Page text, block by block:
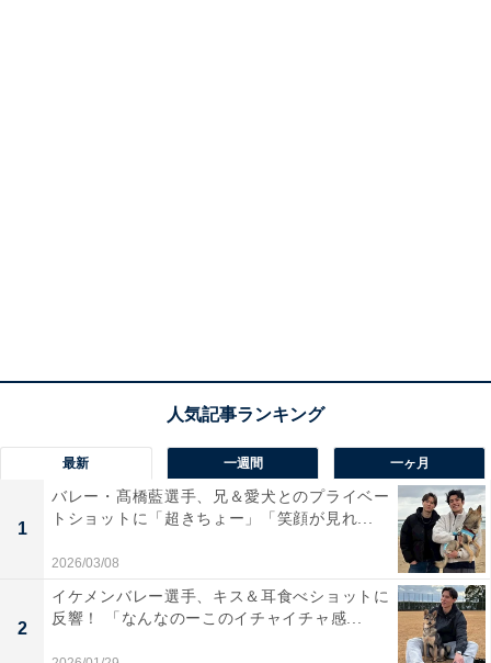
最新 一週間 一ヶ月
1
バレー・髙橋藍選手、兄＆愛犬とのプライベー
トショットに「超きちょー」「笑顔が見れ...
2026/03/08
2
イケメンバレー選手、キス＆耳食べショットに
反響！ 「なんなのーこのイチャイチャ感...